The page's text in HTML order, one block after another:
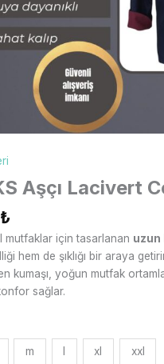
Aşçı Lacivert
₺
mutfaklar için tasarlanan uzun
hem de şıklığı bir araya
kumaşı, yoğun mutfak
sağlar.
m xl xxl